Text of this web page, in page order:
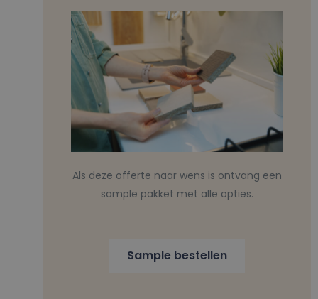
Als deze offerte naar wens is ontvang een
sample pakket met alle opties.
Sample bestellen